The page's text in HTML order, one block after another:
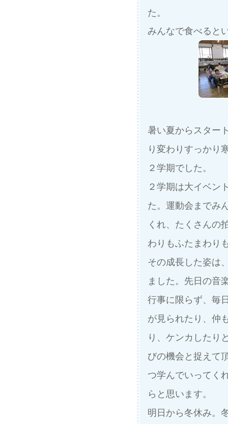
た。
みんなで食べると
暑い夏からスター
り変わりすっかり
２学期でした。
２学期は大イベン
た。運動会までみ
くれ、たくさんの
わりもふたまわり
その成長した姿は
ました。先日の音
行事に限らず、毎
が見られたり、仲
り、ケンカしたり
びの機会と捉えて
つ学んでいってく
らと思います。
明日から冬休み。